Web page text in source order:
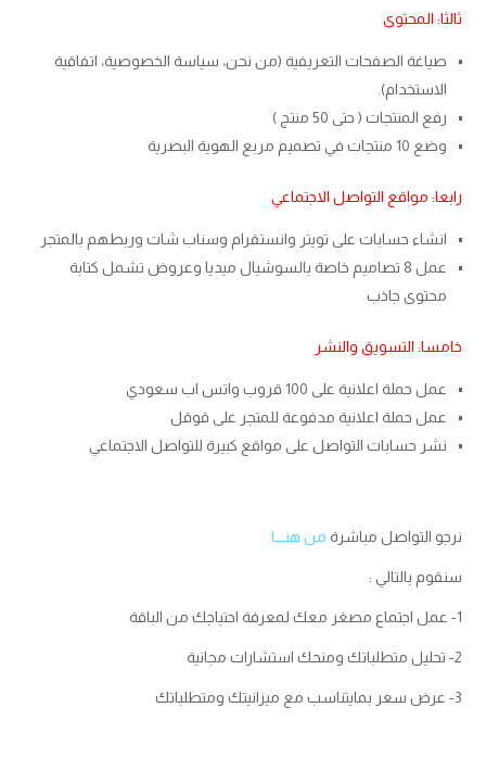
ثالثا: المحتوى
صياغة الصفحات التعريفية (من نحن، سياسة الخصوصية، اتفاقية
الاستخدام).
رفع المنتجات ( حتى 50 منتج )
وضع 10 منتجات في تصميم مربع الهوية البصرية
رابعا: مواقع التواصل الاجتماعي
انشاء حسابات على تويتر وانستقرام وسناب شات وربطهم بالمتجر
عمل 8 تصاميم خاصة بالسوشيال ميديا وعروض تشمل كتابة
محتوى جاذب
خامسا: التسويق والنشر
عمل حملة اعلانية على 100 قروب واتس اب سعودي
عمل حملة اعلانية مدفوعة للمتجر على قوقل
نشر حسابات التواصل على مواقع كبيرة للتواصل الاجتماعي
نرجو التواصل مباشرة من هنـــا
سنقوم بالتالي :
1- عمل اجتماع مصغر معك لمعرفة احتياجك من الباقة
2- تحليل متطلباتك ومنحك استشارات مجانية
3- عرض سعر بمايتناسب مع ميزانيتك ومتطلباتك